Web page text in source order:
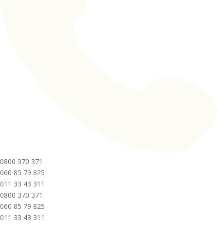
0800 370 371
060 85 79 825
011 33 43 311
0800 370 371
060 85 79 825
011 33 43 311